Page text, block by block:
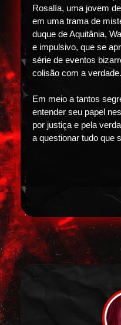
Rosalía, uma jovem
em uma trama de
duque de Aquitânia,
e impulsivo, que se
série de eventos
colisão com a verdade.
Em meio a tantos
entender seu papel
por justiça e pela
a questionar tudo que